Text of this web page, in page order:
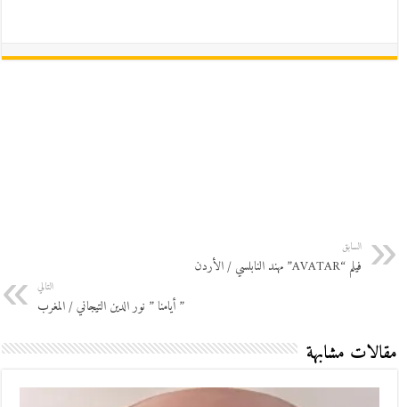
السابق
فيلم “AVATAR” مهند النابلسي / الأردن
التالي
” أيامنا ” نور الدين التيجاني / المغرب
مقالات مشابهة